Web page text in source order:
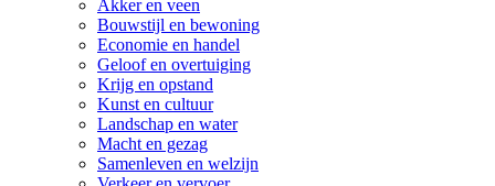
Akker en veen
Bouwstijl en bewoning
Economie en handel
Geloof en overtuiging
Krijg en opstand
Kunst en cultuur
Landschap en water
Macht en gezag
Samenleven en welzijn